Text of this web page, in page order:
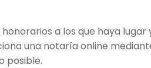
a los que haya lugar
una notaría online
posible.